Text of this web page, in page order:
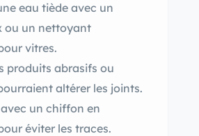
eau tiède avec un
ou un nettoyant
vitres.
produits abrasifs ou
altérer les joints.
avec un chiffon en
éviter les traces.